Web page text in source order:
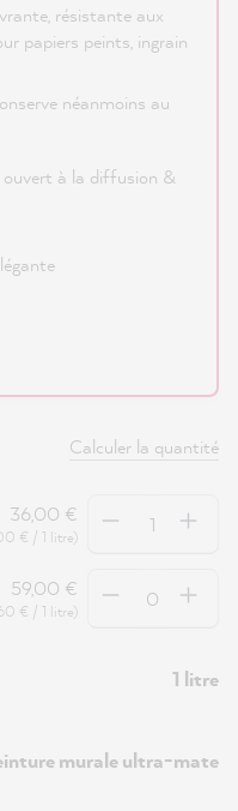
résistante aux
papiers peints, ingrain
néanmoins au
ouvert à la diffusion &
Calculer la quantité
36,00 €
€ / 1 litre)
59,00 €
€ / 1 litre)
1 litre
murale ultra-mate